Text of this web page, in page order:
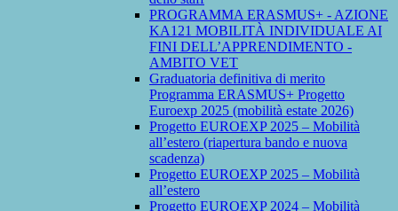
PROGRAMMA ERASMUS+ - AZIONE
KA121 MOBILITÀ INDIVIDUALE AI
FINI DELL’APPRENDIMENTO -
AMBITO VET
Graduatoria definitiva di merito
Programma ERASMUS+ Progetto
Euroexp 2025 (mobilità estate 2026)
Progetto EUROEXP 2025 – Mobilità
all’estero (riapertura bando e nuova
scadenza)
Progetto EUROEXP 2025 – Mobilità
all’estero
Progetto EUROEXP 2024 – Mobilità